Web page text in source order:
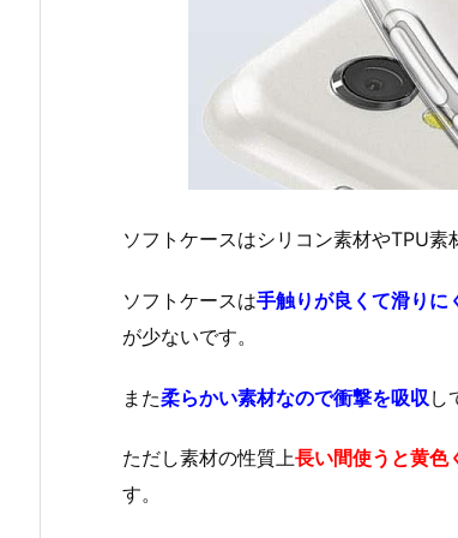
ソフトケースはシリコン素材やTPU素
ソフトケースは手触りが良くて滑りに
が少ないです。
また柔らかい素材なので衝撃を吸収 し
ただし素材の性質上長い間使うと黄色
す。